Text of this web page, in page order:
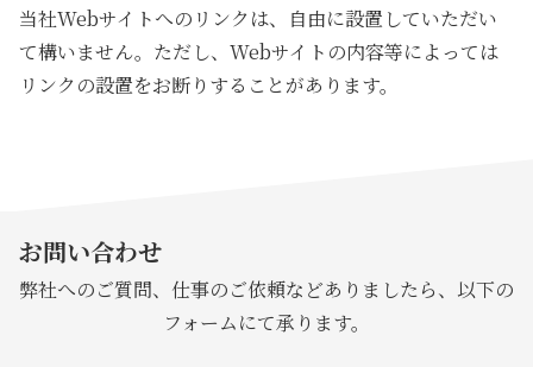
当社Webサイトへのリンクは、自由に設置していただい
て構いません。ただし、Webサイトの内容等によっては
リンクの設置をお断りすることがあります。
お問い合わせ
弊社へのご質問、仕事のご依頼などありましたら、以下の
フォームにて承ります。